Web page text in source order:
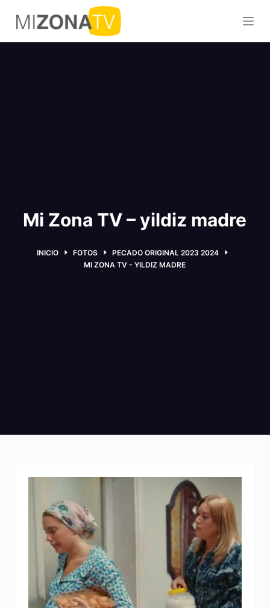
S
a
l
Mi Zona TV – yildiz madre
INICIO FOTOS
PECADO ORIGINAL 2023 2024
MI ZONA TV - YILDIZ MADRE